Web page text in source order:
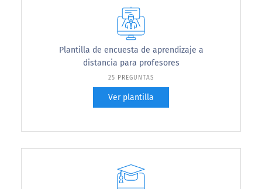
Plantilla de encuesta de aprendizaje a
distancia para profesores
25 PREGUNTAS
Ver plantilla